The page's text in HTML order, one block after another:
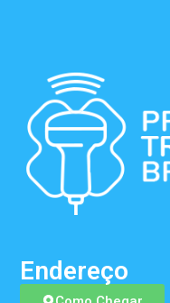
Endereço